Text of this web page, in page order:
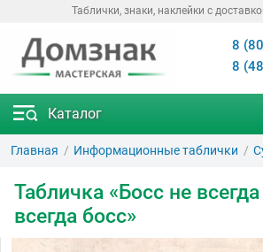
Таблички, знаки, наклейки с
8
8
Каталог
Главная Информационные таблички
Табличка «Босс не
всегда босс»